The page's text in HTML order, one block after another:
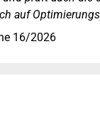
auf
16/2026